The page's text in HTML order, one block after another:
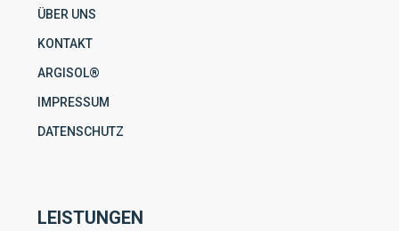
ÜBER UNS
KONTAKT
ARGISOL®
IMPRESSUM
DATENSCHUTZ
LEISTUNGEN